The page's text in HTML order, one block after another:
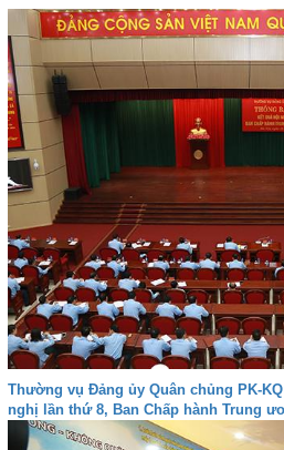
Thường vụ Đảng ủy Quân chủng PK-
nghị lần thứ 8, Ban Chấp hành Trung